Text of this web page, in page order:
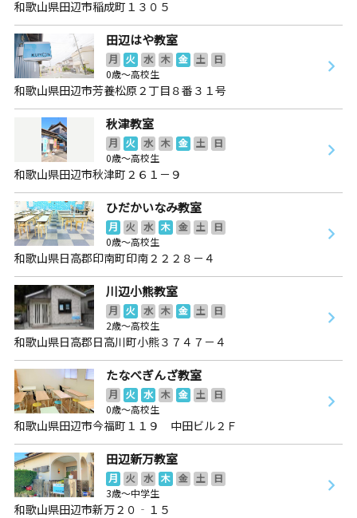
和歌山県田辺市稲成町１３０５
田辺はや教室
月 火 水 木 金 土
日
0歳～高校生
和歌山県田辺市芳養松原２丁目８番３１号
秋津教室
月 火 水 木 金 土
日
0歳～高校生
和歌山県田辺市秋津町２６１－９
ひだかいなみ教室
月 火 水 木 金 土
日
0歳～高校生
和歌山県日高郡印南町印南２２２８－４
川辺小熊教室
月 火 水 木 金 土
日
2歳～高校生
和歌山県日高郡日高川町小熊３７４７－４
たなべぎんざ教室
月 火 水 木 金 土
日
0歳～高校生
和歌山県田辺市今福町１１９ 中田ビル２Ｆ
田辺新万教室
月 火 水 木 金 土
日
3歳～中学生
和歌山県田辺市新万２０‐１５